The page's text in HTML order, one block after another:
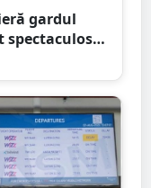
gardul
spectaculos